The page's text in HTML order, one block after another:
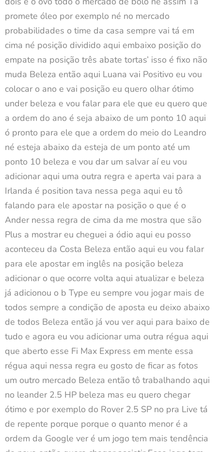
promete óleo por exemplo né no mercado
probabilidades o time da casa sempre vai tá em
cima né posição dividido aqui embaixo posição do
empate na posição três abate tortas’ isso é fixo não
muda Beleza então aqui Luana vai Positivo eu vou
colocar o ano e vai posição eu quero olhar ótimo
under beleza e vou falar para ele que eu quero que
a ordem do ano é seja abaixo de um ponto 10 aqui
ó pronto para ele que a ordem do meio do Leandro
né esteja abaixo da esteja de um ponto até um
ponto 10 beleza e vou dar um salvar aí eu vou
adicionar aqui uma outra regra e aperta vai para a
Irlanda é position tava nessa pega aqui eu tô
falando para ele apostar na posição o que é o
Ander nessa regra de cima da me mostra que são
Plus a mostrar eu cheguei a ódio aqui eu posso
aconteceu da Costa Beleza então aqui eu vou falar
para ele apostar em inglês na posição beleza
adicionar o que ocorre volta aqui atualizar e beleza
já adicionou o b Type eu sempre vou jogar mais de
todos sempre a condição de aposta eu deixo abaixo
de todos Beleza então já vou ver aqui para baixo de
tudo e agora eu vou adicionar uma outra régua aqui
que aberto esse Fi Max Express em mente essa
régua aqui nessa regra eu gosto de ficar as fotos
um outro mercado Beleza então tô trabalhando aqui
no leander 2.5 HP beleza mas eu quero chegar
ótimo e por exemplo do Rover 2.5 SP no pra Live tá
de repente porque porque o quanto menor é a
ordem da Google ver é um jogo tem mais tendência